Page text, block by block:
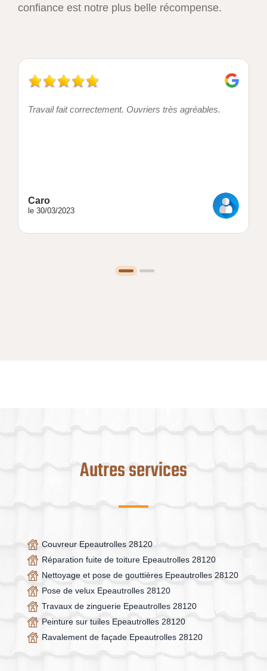
confiance est notre plus belle récompense.
Travail fait correctement. Ouvriers très agréables.
Caro
le 30/03/2023
Autres services
Couvreur Epeautrolles 28120
Réparation fuite de toiture Epeautrolles 28120
Nettoyage et pose de gouttières Epeautrolles 28120
Pose de velux Epeautrolles 28120
Travaux de zinguerie Epeautrolles 28120
Peinture sur tuiles Epeautrolles 28120
Ravalement de façade Epeautrolles 28120